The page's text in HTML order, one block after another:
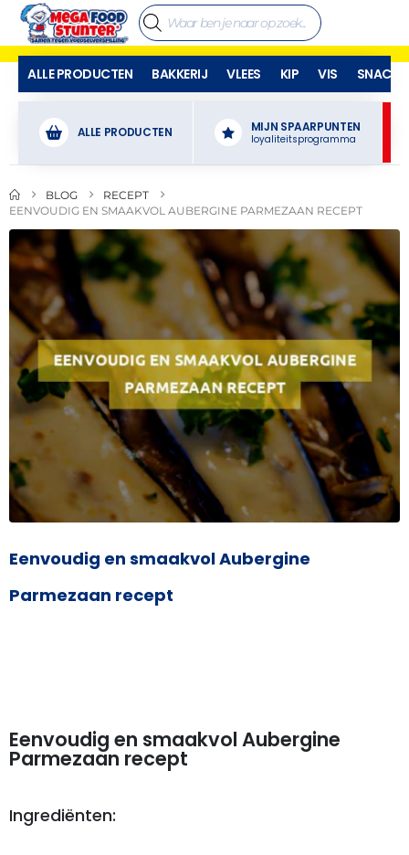
ALLE PRODUCTEN BAKKERIJ VLEES KIP VIS SNACKS
ALLE PRODUCTEN MIJN SPAARPUNTEN
loyaliteitsprogramma
BLOG
RECEPT
EENVOUDIG EN SMAAKVOL AUBERGINE PARMEZAAN RECEPT
Eenvoudig en smaakvol Aubergine
Parmezaan recept
Eenvoudig en smaakvol Aubergine
Parmezaan recept
Ingrediënten: